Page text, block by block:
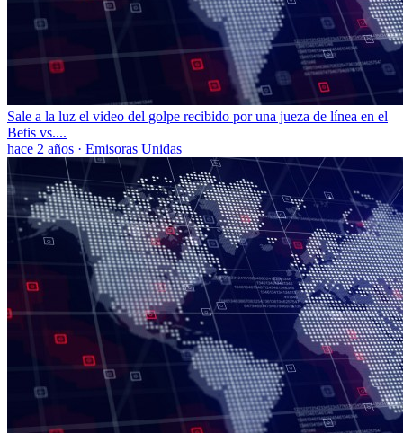
Sale a la luz el video del golpe recibido por una jueza de línea en el
Betis vs....
hace 2 años · Emisoras Unidas